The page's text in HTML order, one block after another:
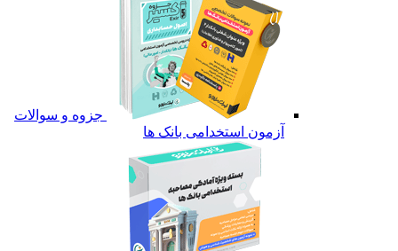
جزوه و سوالات
آزمون استخدامی بانک ها